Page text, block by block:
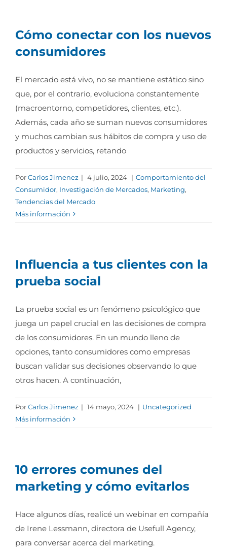
Cómo conectar con los nuevos
consumidores
El mercado está vivo, no se mantiene estático sino
que, por el contrario, evoluciona constantemente
(macroentorno, competidores, clientes, etc.).
Además, cada año se suman nuevos consumidores
y muchos cambian sus hábitos de compra y uso de
productos y servicios, retando
PorCarlos Jimenez | 4 julio, 2024 | Comportamiento del
Consumidor, Investigación de Mercados, Marketing,
Tendencias del Mercado
Más información
Influencia a tus clientes con la
prueba social
La prueba social es un fenómeno psicológico que
juega un papel crucial en las decisiones de compra
de los consumidores. En un mundo lleno de
opciones, tanto consumidores como empresas
buscan validar sus decisiones observando lo que
otros hacen. A continuación,
PorCarlos Jimenez | 14 mayo, 2024 | Uncategorized
Más información
10 errores comunes del
marketing y cómo evitarlos
Hace algunos días, realicé un webinar en compañía
de Irene Lessmann, directora de Usefull Agency,
para conversar acerca del marketing.